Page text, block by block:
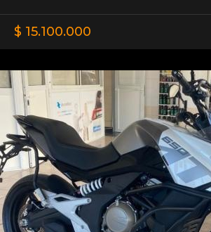
$ 15.100.000